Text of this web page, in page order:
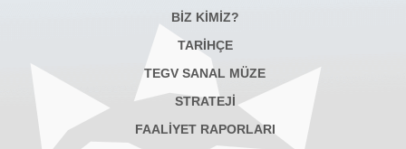
BİZ KİMİZ?
TARİHÇE
TEGV SANAL MÜZE
STRATEJİ
FAALİYET RAPORLARI